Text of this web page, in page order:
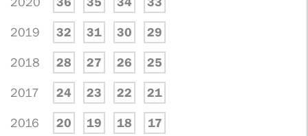
2019 32 31 30 29
2018 28 27 26 25
2017 24 23 22 21
2016 20 19 18 17